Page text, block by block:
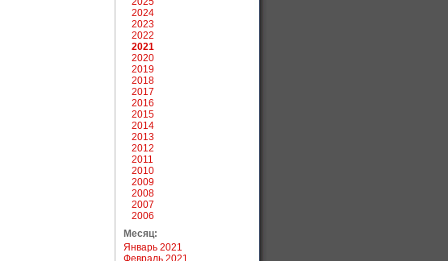
2024
2023
2022
2021
2020
2019
2018
2017
2016
2015
2014
2013
2012
2011
2010
2009
2008
2007
2006
Месяц:
Январь 2021
Февраль 2021